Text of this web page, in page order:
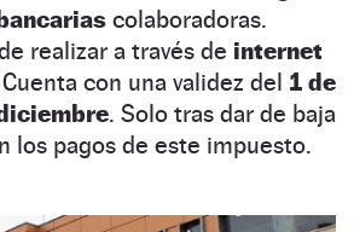
colaboradoras.
realizar a través de internet
con una validez del 1 de
. Solo tras dar de baja
los pagos de este impuesto.